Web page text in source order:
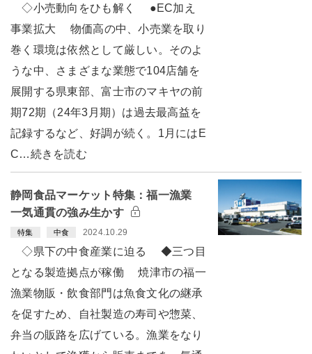
◇小売動向をひも解く ●EC加え
事業拡大 物価高の中、小売業を取り
巻く環境は依然として厳しい。そのよ
うな中、さまざまな業態で104店舗を
展開する県東部、富士市のマキヤの前
期72期（24年3月期）は過去最高益を
記録するなど、好調が続く。1月にはE
C…続きを読む
静岡食品マーケット特集：福一漁業
一気通貫の強み生かす
特集 中食 2024.10.29
◇県下の中食産業に迫る ◆三つ目
となる製造拠点が稼働 焼津市の福一
漁業物販・飲食部門は魚食文化の継承
を促すため、自社製造の寿司や惣菜、
弁当の販路を広げている。漁業をなり